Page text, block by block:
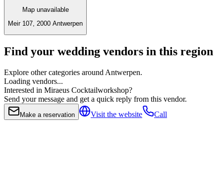
Map unavailable
Meir 107, 2000 Antwerpen
Find your wedding vendors in this region
Explore other categories around Antwerpen.
Loading vendors...
Interested in Miraeus Cocktailworkshop?
Send your message and get a quick reply from this vendor.
Make a reservation Visit the website Call